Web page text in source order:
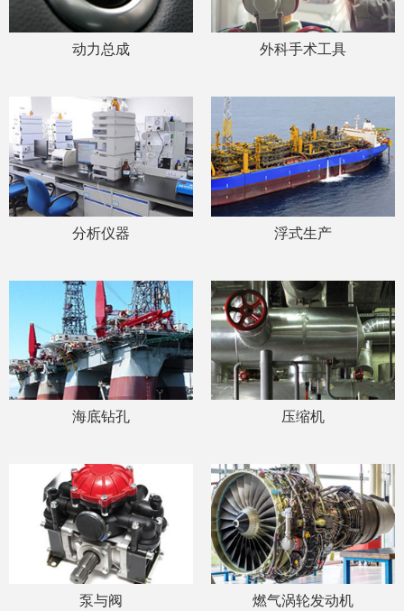
动力总成 外科手术工具
分析仪器 浮式生产
海底钻孔 压缩机
泵与阀 燃气涡轮发动机